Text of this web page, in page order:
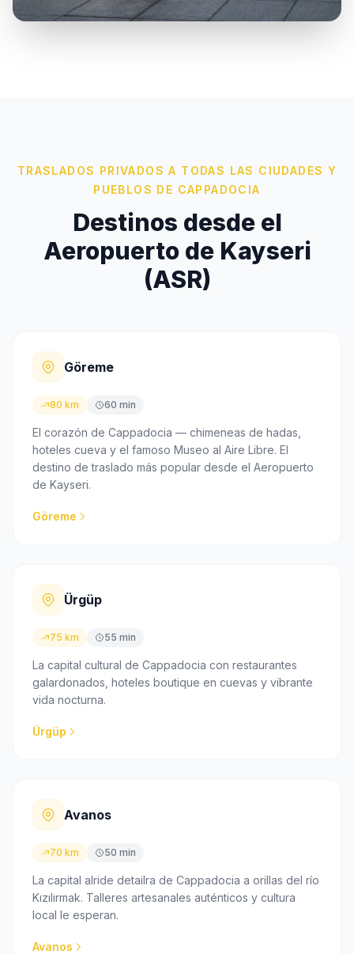
TRASLADOS PRIVADOS A TODAS LAS CIUDADES Y
PUEBLOS DE CAPPADOCIA
Destinos desde el
Aeropuerto de Kayseri
(ASR)
Göreme
80 km 60 min
El corazón de Cappadocia — chimeneas de hadas,
hoteles cueva y el famoso Museo al Aire Libre. El
destino de traslado más popular desde el Aeropuerto
de Kayseri.
Göreme
Ürgüp
75 km 55 min
La capital cultural de Cappadocia con restaurantes
galardonados, hoteles boutique en cuevas y vibrante
vida nocturna.
Ürgüp
Avanos
70 km 50 min
La capital alride detailra de Cappadocia a orillas del río
Kızılırmak. Talleres artesanales auténticos y cultura
local le esperan.
Avanos